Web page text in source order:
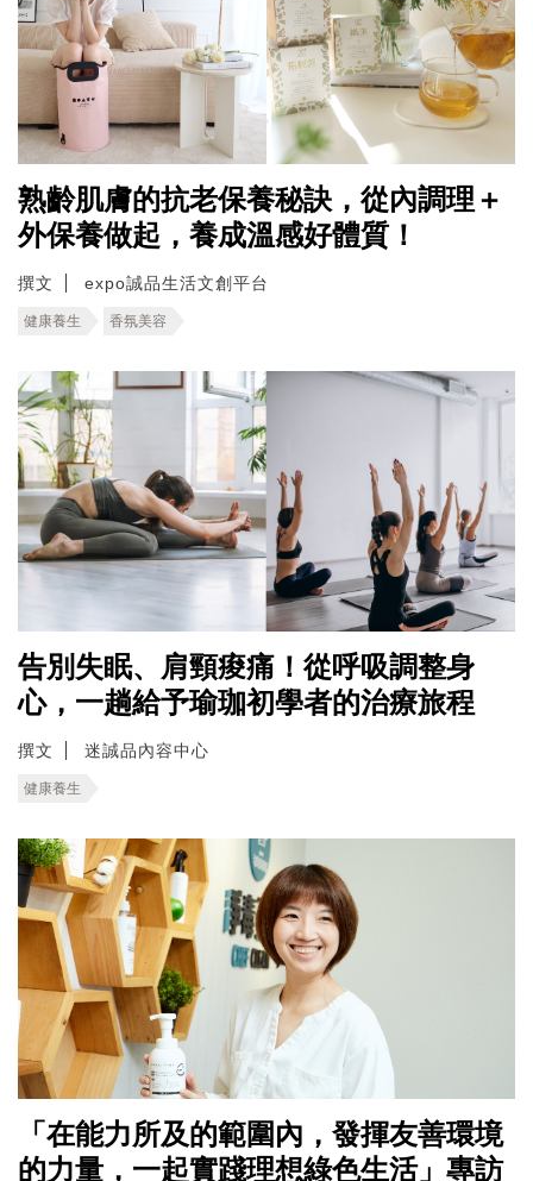
熟齡肌膚的抗老保養秘訣，從內調理＋
外保養做起，養成溫感好體質！
撰文 expo誠品生活文創平台
健康養生 香氛美容
告別失眠、肩頸痠痛！從呼吸調整身
心，一趟給予瑜珈初學者的治療旅程
撰文 迷誠品內容中心
健康養生
「在能力所及的範圍內，發揮友善環境
的力量，一起實踐理想綠色生活」專訪